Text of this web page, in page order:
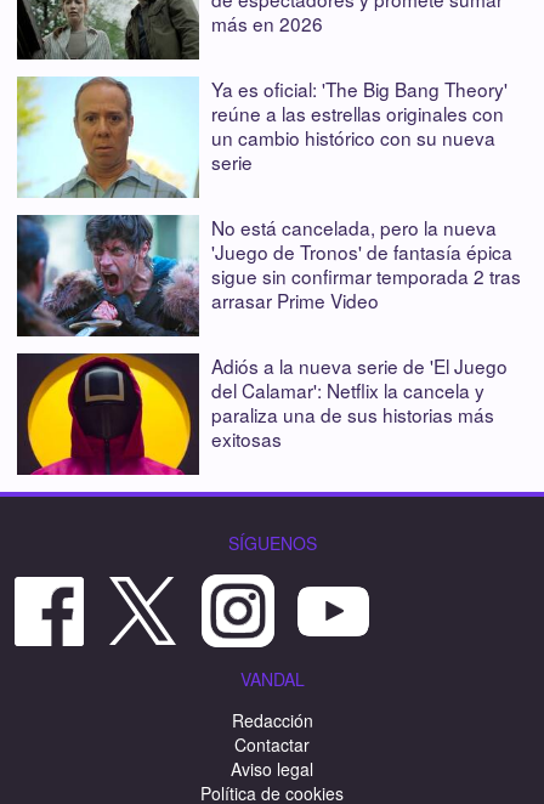
más en 2026
Ya es oficial: 'The Big Bang Theory'
reúne a las estrellas originales con
un cambio histórico con su nueva
serie
No está cancelada, pero la nueva
'Juego de Tronos' de fantasía épica
sigue sin confirmar temporada 2 tras
arrasar Prime Video
Adiós a la nueva serie de 'El Juego
del Calamar': Netflix la cancela y
paraliza una de sus historias más
exitosas
SÍGUENOS
VANDAL
Redacción
Contactar
Aviso legal
Política de cookies